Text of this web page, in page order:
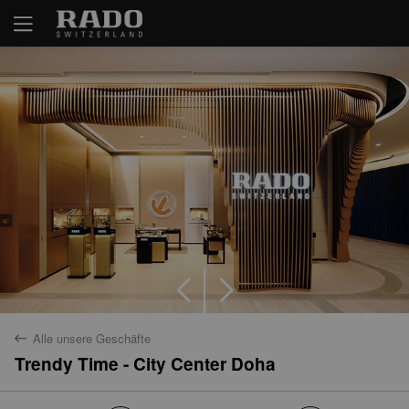
back Alle unsere Geschäfte
Trendy Time - City Center Doha